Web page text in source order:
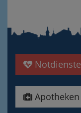
Notdienste
Apotheken